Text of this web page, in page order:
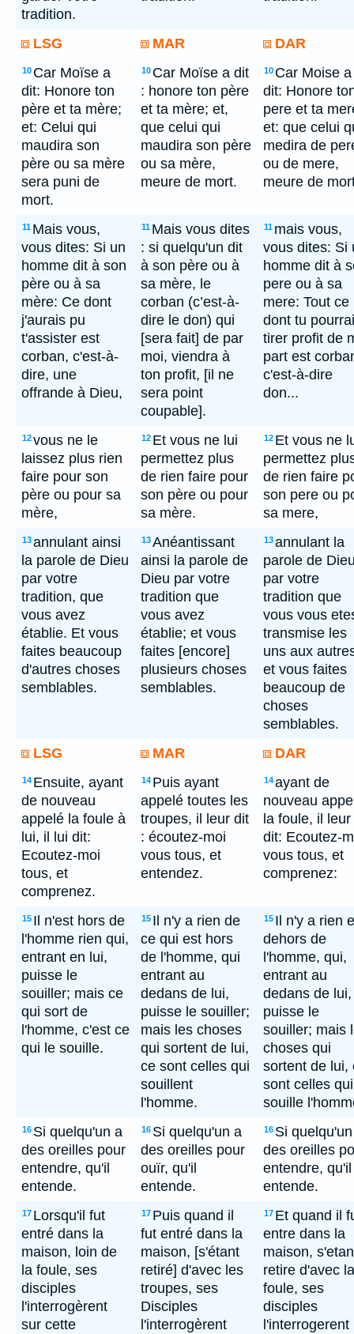
tradition.
LSG MAR DAR
10 Car Moïse a
dit: Honore ton
père et ta mère;
et: Celui qui
maudira son
père ou sa mère
sera puni de
mort.
10 Car Moïse a dit
: honore ton père
et ta mère; et,
que celui qui
maudira son père
ou sa mère,
meure de mort.
10 Car Moise a
dit: Honore
pere et ta
et: que celui
medira de
ou de mere,
meure de
11 Mais vous,
vous dites: Si un
homme dit à son
père ou à sa
mère: Ce dont
j'aurais pu
t'assister est
corban, c'est-à-
dire, une
offrande à Dieu,
11 Mais vous dites
: si quelqu'un dit
à son père ou à
sa mère, le
corban (c’est-à-
dire le don) qui
[sera fait] de par
moi, viendra à
ton profit, [il ne
sera point
coupable].
11 mais vous,
vous dites: Si
homme dit à
pere ou à sa
mere: Tout ce
dont tu
tirer profit de
part est
c'est-à-dire
don...
12vous ne le
laissez plus rien
faire pour son
père ou pour sa
mère,
12 Et vous ne lui
permettez plus
de rien faire pour
son père ou pour
sa mère.
12 Et vous ne
permettez
de rien faire
son pere ou
sa mere,
13annulant ainsi
la parole de Dieu
par votre
tradition, que
vous avez
établie. Et vous
faites beaucoup
d'autres choses
semblables.
13Anéantissant
ainsi la parole de
Dieu par votre
tradition que
vous avez
établie; et vous
faites [encore]
plusieurs choses
semblables.
13annulant la
parole de
par votre
tradition que
vous vous
transmise les
uns aux
et vous faites
beaucoup de
choses
semblables.
LSG
MAR DAR
14 Ensuite, ayant
de nouveau
appelé la foule à
lui, il lui dit:
Ecoutez-moi
tous, et
comprenez.
14 Puis ayant
appelé toutes les
troupes, il leur dit
: écoutez-moi
vous tous, et
entendez.
14ayant de
nouveau
la foule, il leur
dit: Ecoutez-
vous tous, et
comprenez:
15 Il n'est hors de
l'homme rien qui,
entrant en lui,
puisse le
souiller; mais ce
qui sort de
l'homme, c'est ce
qui le souille.
15 Il n'y a rien de
ce qui est hors
de l'homme, qui
entrant au
dedans de lui,
puisse le souiller;
mais les choses
qui sortent de lui,
ce sont celles qui
souillent
l'homme.
15 Il n'y a rien
dehors de
l'homme, qui,
entrant au
dedans de lui,
puisse le
souiller; mais
choses qui
sortent de lui,
sont celles qui
souille
16 Si quelqu'un a
des oreilles pour
entendre, qu'il
entende.
16 Si quelqu'un a
des oreilles pour
ouïr, qu'il
entende.
16 Si
des oreilles
entendre, qu'il
entende.
17 Lorsqu'il fut
entré dans la
maison, loin de
la foule, ses
disciples
l'interrogèrent
sur cette
17 Puis quand il
fut entré dans la
maison, [s'étant
retiré] d'avec les
troupes, ses
Disciples
l'interrogèrent
17 Et quand il
entre dans la
maison,
retire d'avec la
foule, ses
disciples
l'interrogerent